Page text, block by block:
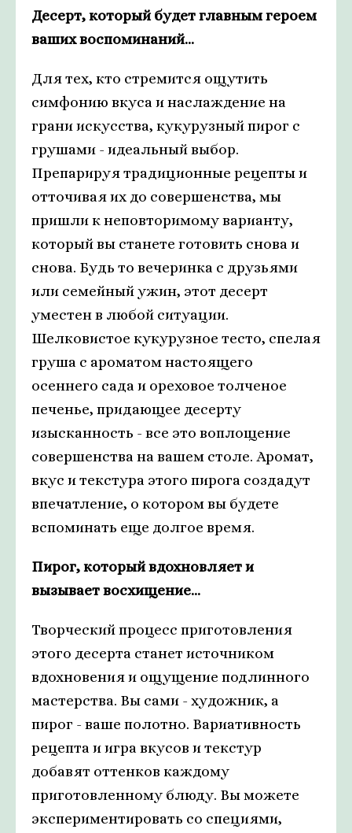
Десерт, который будет главным героем
ваших воспоминаний...
Для тех, кто стремится ощутить
симфонию вкуса и наслаждение на
грани искусства, кукурузный пирог с
грушами - идеальный выбор.
Препарируя традиционные рецепты и
отточивая их до совершенства, мы
пришли к неповторимому варианту,
который вы станете готовить снова и
снова. Будь то вечеринка с друзьями
или семейный ужин, этот десерт
уместен в любой ситуации.
Шелковистое кукурузное тесто, спелая
груша с ароматом настоящего
осеннего сада и ореховое толченое
печенье, придающее десерту
изысканность - все это воплощение
совершенства на вашем столе. Аромат,
вкус и текстура этого пирога создадут
впечатление, о котором вы будете
вспоминать еще долгое время.
Пирог, который вдохновляет и
вызывает восхищение...
Творческий процесс приготовления
этого десерта станет источником
вдохновения и ощущение подлинного
мастерства. Вы сами - художник, а
пирог - ваше полотно. Вариативность
рецепта и игра вкусов и текстур
добавят оттенков каждому
приготовленному блюду. Вы можете
экспериментировать со специями,